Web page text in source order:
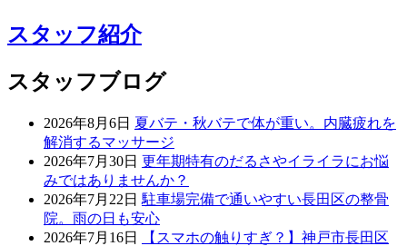
スタッフ紹介
スタッフブログ
2026年8月6日 夏バテ・秋バテで体が重い。内臓疲れを
解消するマッサージ
2026年7月30日 更年期特有のだるさやイライラにお悩
みではありませんか？
2026年7月22日 駐車場完備で通いやすい長田区の整骨
院。雨の日も安心
2026年7月16日
【スマホの触りすぎ？】神戸市長田区